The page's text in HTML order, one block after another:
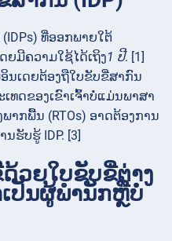
ທີ່ອອກພາຍໃຕ້
ດຍມີຄວາມໃຊ້ໄດ້ເຖິງ1 ປີ. [1]
ນເດຍຕ້ອງຖືໃບຂັບຂີ່ສາກົນ
ທດຂອງເຂົາເຈົ້າບໍ່ແມ່ນພາສາ
າກພື້ນ (RTOs) ອາດຕ້ອງການ
ຮັບຮູ້ IDP. [3]
ວຍໃບຂັບຂີ່ຕ່າງ
ເປັນຜູ້ພຳນັກຫຼືບໍ່